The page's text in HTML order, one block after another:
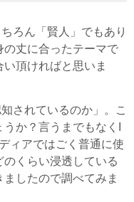
ろん「賢人」でもあり
の丈に合ったテーマで
頂ければと思いま
されているのか」。こ
か？言うまでもなくI
ィアではごく普通に使
くらい浸透している
したので調べてみま